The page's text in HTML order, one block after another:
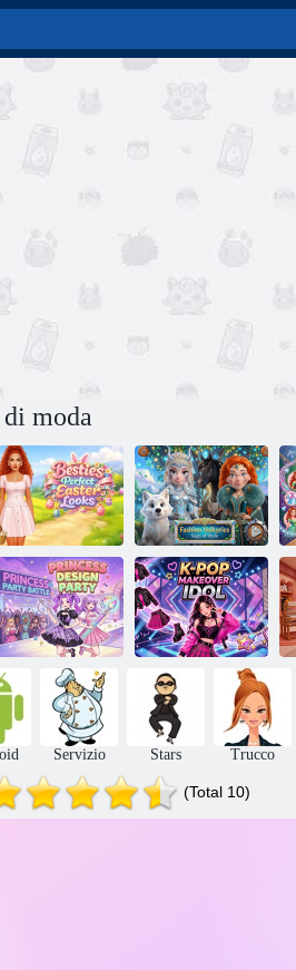
moda
Bestie Look
perfetti per
Pasqua
Saga di moda
Valkyries di stile
Giochi per 2
giocatori:
Princess Design
Party
Idolo del
restyling K-pop
Servizio Stars Trucco
(Total 10)